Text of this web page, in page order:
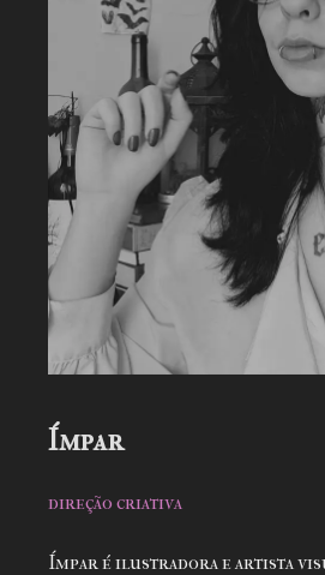
Ímpar
direção criativa
Ímpar é ilustradora e artista